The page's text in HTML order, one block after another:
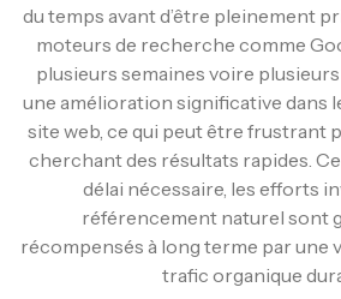
du temps avant d’être pleinement
moteurs de recherche comme
plusieurs semaines voire
une amélioration significative dans
site web, ce qui peut être frustrant
cherchant des résultats rapides.
délai nécessaire, les efforts
référencement naturel sont
récompensés à long terme par une
trafic organique